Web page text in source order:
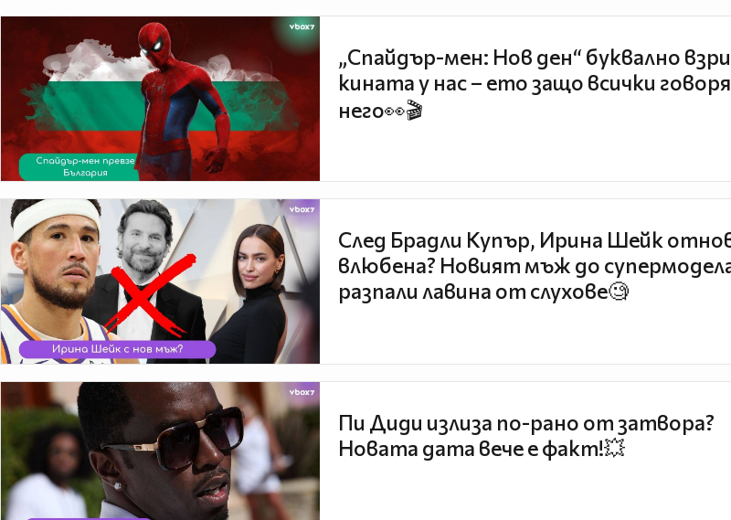
„Спайдър-мен: Нов ден“ буквално
кината у нас – ето защо всички
него👀🎬
След Брадли Купър, Ирина Шейк
влюбена? Новият мъж до
разпали лавина от слухове🧐
Пи Диди излиза по-рано от затвора?
Новата дата вече е факт!💥